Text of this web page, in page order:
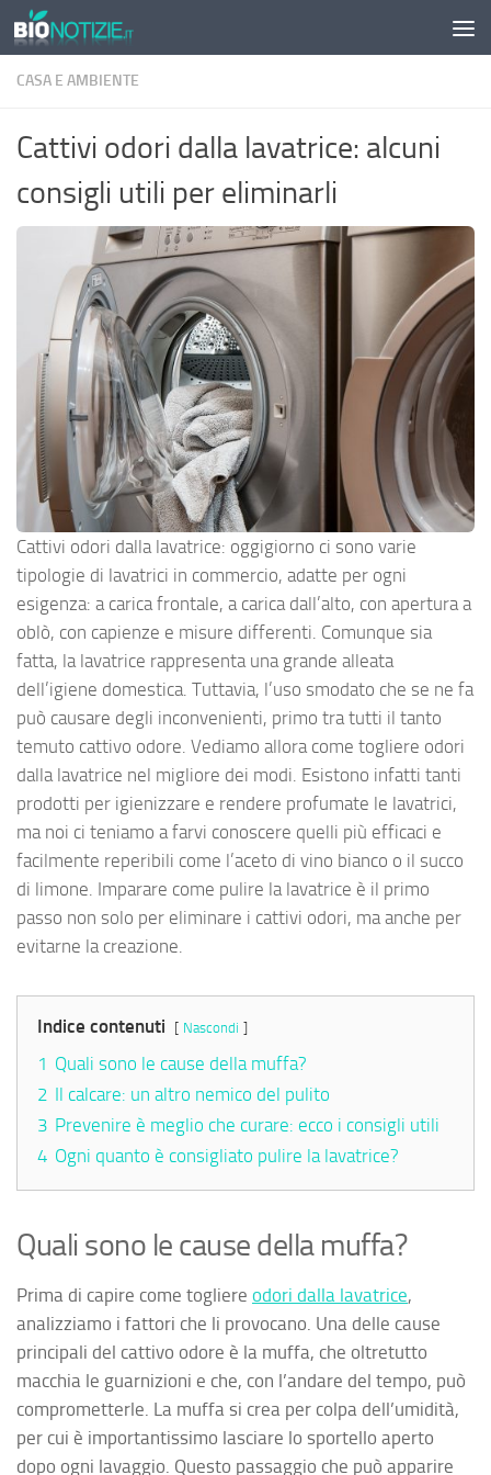
Sotto il contenuto
CASA E AMBIENTE
Cattivi odori dalla lavatrice: alcuni
consigli utili per eliminarli
Cattivi odori dalla lavatrice: oggigiorno ci sono varie
tipologie di lavatrici in commercio, adatte per ogni
esigenza: a carica frontale, a carica dall’alto, con apertura a
oblò, con capienze e misure differenti. Comunque sia
fatta, la lavatrice rappresenta una grande alleata
dell’igiene domestica. Tuttavia, l’uso smodato che se ne fa
può causare degli inconvenienti, primo tra tutti il tanto
temuto cattivo odore. Vediamo allora come togliere odori
dalla lavatrice nel migliore dei modi. Esistono infatti tanti
prodotti per igienizzare e rendere profumate le lavatrici,
ma noi ci teniamo a farvi conoscere quelli più efficaci e
facilmente reperibili come l’aceto di vino bianco o il succo
di limone. Imparare come pulire la lavatrice è il primo
passo non solo per eliminare i cattivi odori, ma anche per
evitarne la creazione.
Indice contenuti Nascondi
1 Quali sono le cause della muffa?
2 Il calcare: un altro nemico del pulito
3 Prevenire è meglio che curare: ecco i consigli utili
4 Ogni quanto è consigliato pulire la lavatrice?
Quali sono le cause della muffa?
Prima di capire come togliere odori dalla lavatrice,
analizziamo i fattori che li provocano. Una delle cause
principali del cattivo odore è la muffa, che oltretutto
macchia le guarnizioni e che, con l’andare del tempo, può
comprometterle. La muffa si crea per colpa dell’umidità,
per cui è importantissimo lasciare lo sportello aperto
dopo ogni lavaggio. Questo passaggio che può apparire